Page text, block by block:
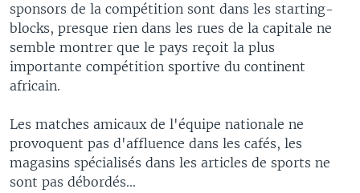
sponsors de la compétition sont dans les starting-
blocks, presque rien dans les rues de la capitale ne
semble montrer que le pays reçoit la plus
importante compétition sportive du continent
africain.
Les matches amicaux de l'équipe nationale ne
provoquent pas d'affluence dans les cafés, les
magasins spécialisés dans les articles de sports ne
sont pas débordés...